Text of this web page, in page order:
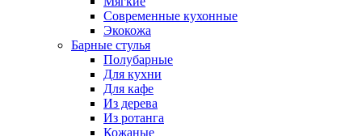
Современные кухонные
Экокожа
Барные стулья
Полубарные
Для кухни
Для кафе
Из дерева
Из ротанга
Кожаные